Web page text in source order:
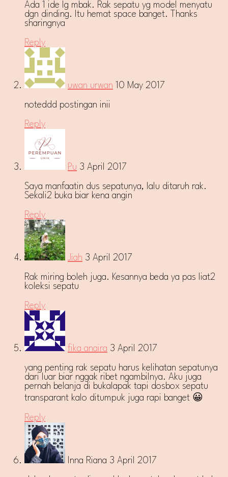
Ada 1 ide lg mbak. Rak sepatu yg model menyatu
dgn dinding. Itu hemat space banget. Thanks
sharingnya
Reply
uwan urwan 10 May 2017
noteddd postingan inii
Reply
Pu 3 April 2017
Saya manfaatin dus sepatunya, lalu ditaruh rak.
Sekali2 buka biar kena angin
Reply
Jiah 3 April 2017
Rak miring boleh juga. Kesannya beda ya pas liat2
koleksi sepatu
Reply
fika anaira 3 April 2017
yang penting rak sepatu harus kelihatan sepatunya
dari luar biar nggak ribet ngambilnya. Aku juga
pernah belanja di bukalapak tapi dosbox sepatu
transparant kalo ditumpuk juga rapi banget 😀
Reply
Inna Riana 3 April 2017